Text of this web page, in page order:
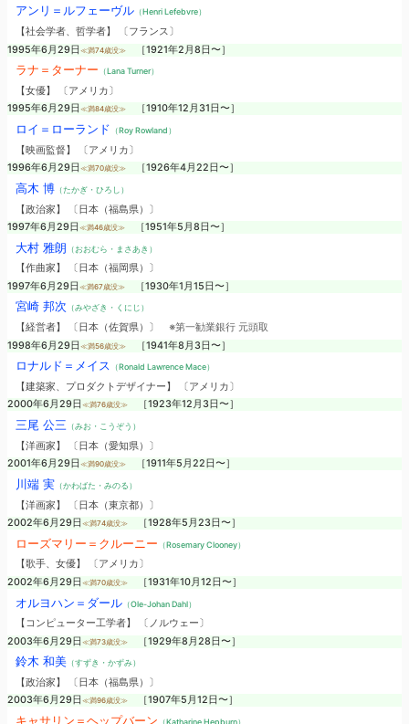
アンリ＝ルフェーヴル（Henri Lefebvre）
【社会学者、哲学者】 〔フランス〕
1995年6月29日 ≪満74歳没≫ ［1921年2月8日〜］
ラナ＝ターナー （Lana Turner）
【女優】 〔アメリカ〕
1995年6月29日 ≪満84歳没≫ ［1910年12月31日〜］
ロイ＝ローランド （Roy Rowland）
【映画監督】 〔アメリカ〕
1996年6月29日 ≪満70歳没≫ ［1926年4月22日〜］
高木 博（たかぎ・ひろし）
【政治家】 〔日本（福島県）〕
1997年6月29日 ≪満46歳没≫ ［1951年5月8日〜］
大村 雅朗 （おおむら・まさあき）
【作曲家】 〔日本（福岡県）〕
1997年6月29日 ≪満67歳没≫ ［1930年1月15日〜］
宮崎 邦次 （みやざき・くにじ）
【経営者】 〔日本（佐賀県）〕 ※第一勧業銀行 元頭取
1998年6月29日 ≪満56歳没≫ ［1941年8月3日〜］
ロナルド＝メイス （Ronald Lawrence Mace）
【建築家、プロダクトデザイナー】 〔アメリカ〕
2000年6月29日 ≪満76歳没≫ ［1923年12月3日〜］
三尾 公三 （みお・こうぞう）
【洋画家】 〔日本（愛知県）〕
2001年6月29日 ≪満90歳没≫ ［1911年5月22日〜］
川端 実（かわばた・みのる）
【洋画家】 〔日本（東京都）〕
2002年6月29日 ≪満74歳没≫ ［1928年5月23日〜］
ローズマリー＝クルーニー （Rosemary Clooney）
【歌手、女優】 〔アメリカ〕
2002年6月29日 ≪満70歳没≫ ［1931年10月12日〜］
オルヨハン＝ダール（Ole-Johan Dahl）
【コンピューター工学者】 〔ノルウェー〕
2003年6月29日 ≪満73歳没≫ ［1929年8月28日〜］
鈴木 和美（すずき・かずみ）
【政治家】 〔日本（福島県）〕
2003年6月29日 ≪満96歳没≫ ［1907年5月12日〜］
キャサリン＝ヘップバーン （Katharine Hepburn）